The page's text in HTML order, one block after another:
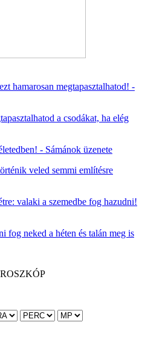
hamarosan megtapasztalhatod! -
a csodákat, ha elég
- Sámánok üzenete
veled semmi említésre
valaki a szemedbe fog hazudni!
fog neked a héten és talán meg is